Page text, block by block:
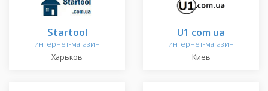
Startool
интернет-магазин
Харьков
U1 com ua
интернет-магазин
Киев